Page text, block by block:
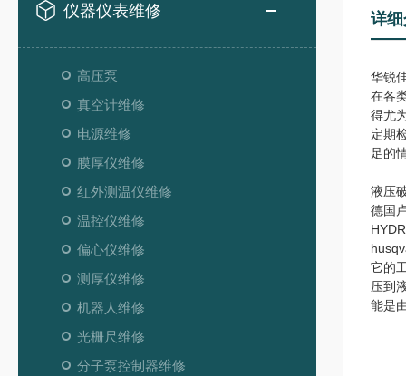
仪器仪表维修
高压泵
真空计维修
电源维修
膜厚仪维修
红外测温仪维修
温控仪维修
偏心仪维修
测厚仪维修
机器人维修
光栅尺维修
分子泵控制器维修
详
华锐
在各
得尤
定期
足的
液压
德国
它的
压到
能是